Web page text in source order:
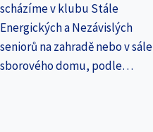
scházíme v klubu Stále
Energických a Nezávislých
seniorů na zahradě nebo v sále
sborového domu, podle…